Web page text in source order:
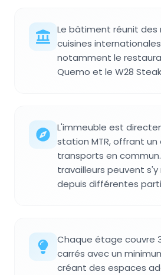
Le bâtiment réunit
cuisines
notamment le
Quemo et le W28
L'immeuble est
station MTR, offrant
transports en
travailleurs peuvent
depuis différentes
Chaque étage couvre
carrés avec un
créant des espaces